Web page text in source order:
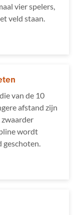
vier spelers,
veld staan.
van de 10
afstand zijn
zwaarder
wordt
geschoten.